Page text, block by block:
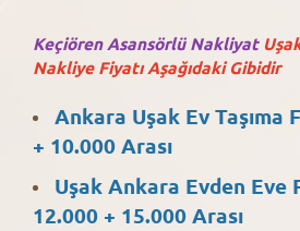
Keçiören Asansörlü Nakliyat
Nakliye Fiyatı Aşağıdaki Gibidir
Ankara Uşak Ev Taşıma
+ 10.000 Arası
Uşak Ankara Evden Eve
12.000 + 15.000 Arası